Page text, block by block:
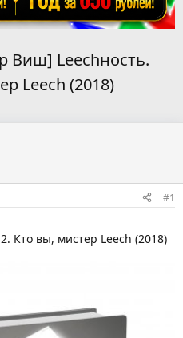
Виш] Leechность.
Leech (2018)
#1
Кто вы, мистер Leech (2018)